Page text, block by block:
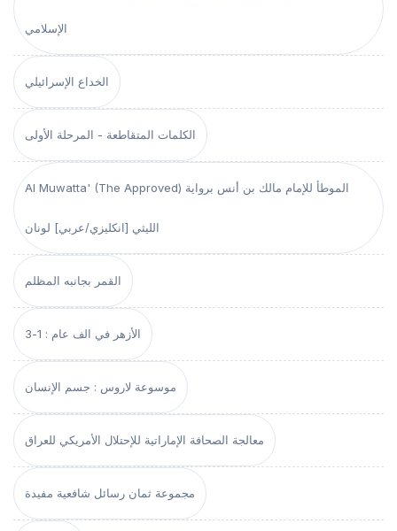
الإسلامي
الخداع الإسرائيلي
الكلمات المتقاطعة - المرحلة الأولى
Al Muwatta' (The Approved) الموطأ للإمام مالك بن أنس برواية
الليثي [انكليزي/عربي] لونان
القمر بجانبه المظلم
الأزهر في الف عام : 1-3
موسوعة لاروس : جسم الإنسان
معالجة الصحافة الإماراتية للإحتلال الأمريكي للعراق
مجموعة ثمان رسائل شافعية مفيدة